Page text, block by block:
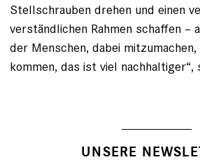
Stellschrauben drehen und einen
verständlichen Rahmen schaffen –
der Menschen, dabei
kommen, das ist viel nachhaltiger“,
UNSERE